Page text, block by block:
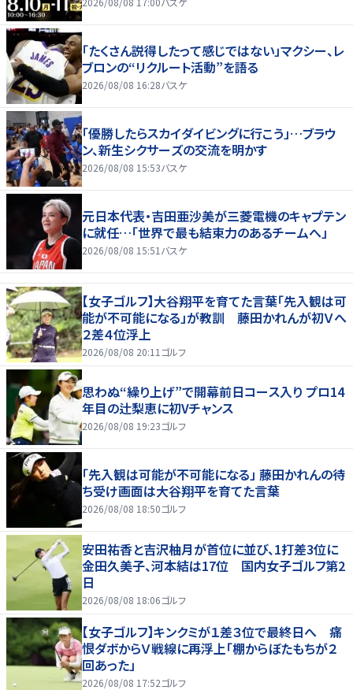
「たくさん説得したって感じではない」マクシー、レ
ブロンの“リクルート活動”を語る
2026/08/08 16:28バスケ
「優勝したらスカイダイビングに行こう」…ブラウ
ン、新生シクサーズの交流を明かす
2026/08/08 15:53バスケ
元日本代表・吉田亜沙美が三菱電機のキャプテン
に就任…「世界で最も結束力のあるチームへ」
2026/08/08 15:51 バスケ
【女子ゴルフ】大谷翔平を育てた言葉「先入観は可
能が不可能になる」が教訓 藤田かれんが初Ｖへ
２差４位浮上
2026/08/08 20:11 ゴルフ
思わぬ“繰り上げ”で開幕前日コース入り プロ14
年目の辻梨恵に初Vチャンス
2026/08/08 19:23ゴルフ
「先入観は可能が不可能になる」 藤田かれんの待
ち受け画面は大谷翔平を育てた言葉
2026/08/08 18:50ゴルフ
安田祐香と吉沢柚月が首位に並び、1打差3位に
金田久美子、河本結は17位 国内女子ゴルフ第2
日
2026/08/08 18:06ゴルフ
【女子ゴルフ】キンクミが１差３位で最終日へ 痛
恨ダボからＶ戦線に再浮上「棚からぼたもちが２
回あった」
2026/08/08 17:52ゴルフ